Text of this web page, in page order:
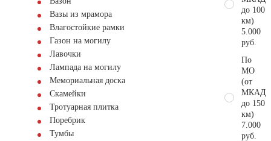
Вазы из мрамора
Влагостойкие рамки
Газон на могилу
Лавочки
Лампада на могилу
Мемориальная доска
Скамейки
Тротуарная плитка
Поребрик
Тумбы
до 100
км)
5.000
руб.
По
МО
(от
МКАД
до 150
км)
7.000
руб.